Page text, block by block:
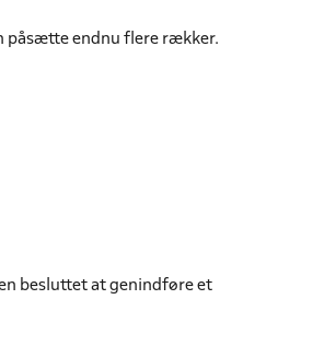
påsætte endnu flere rækker.
besluttet at genindføre et